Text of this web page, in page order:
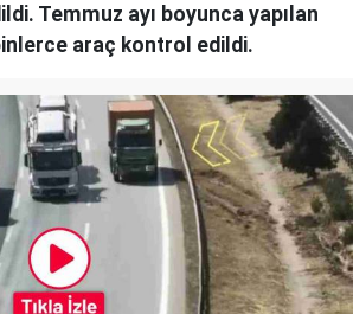
Temmuz ayı boyunca yapılan
araç kontrol edildi.